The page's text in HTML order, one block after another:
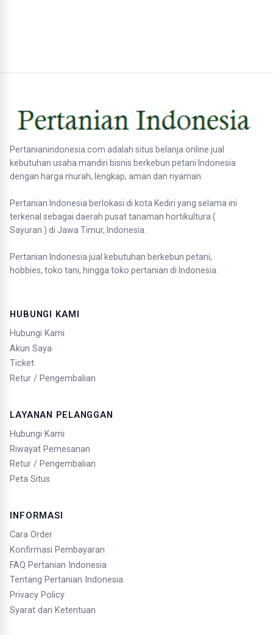
Pertanianindonesia.com adalah situs belanja online jual
kebutuhan usaha mandiri bisnis berkebun petani Indonesia
dengan harga murah, lengkap, aman dan nyaman.
Pertanian Indonesia berlokasi di kota Kediri yang selama ini
terkenal sebagai daerah pusat tanaman hortikultura (
Sayuran ) di Jawa Timur, Indonesia.
Pertanian Indonesia jual kebutuhan berkebun petani,
hobbies, toko tani, hingga toko pertanian di Indonesia.
HUBUNGI KAMI
Hubungi Kami
Akun Saya
Ticket
Retur / Pengembalian
LAYANAN PELANGGAN
Hubungi Kami
Riwayat Pemesanan
Retur / Pengembalian
Peta Situs
INFORMASI
Cara Order
Konfirmasi Pembayaran
FAQ Pertanian Indonesia
Tentang Pertanian Indonesia
Privacy Policy
Syarat dan Ketentuan